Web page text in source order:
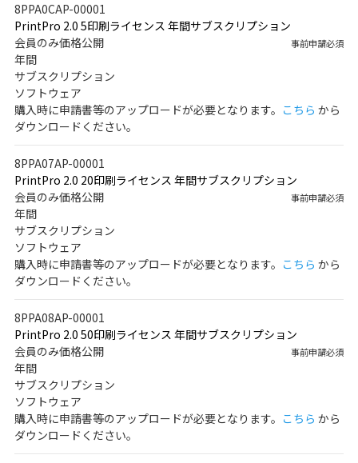
8PPA0CAP-00001
PrintPro 2.0 5印刷ライセンス 年間サブスクリプション
会員のみ価格公開
事前申請必須
年間
サブスクリプション
ソフトウェア
購入時に申請書等のアップロードが必要となります。 こちら から
ダウンロードください。
8PPA07AP-00001
PrintPro 2.0 20印刷ライセンス 年間サブスクリプション
会員のみ価格公開
事前申請必須
年間
サブスクリプション
ソフトウェア
購入時に申請書等のアップロードが必要となります。 こちら から
ダウンロードください。
8PPA08AP-00001
PrintPro 2.0 50印刷ライセンス 年間サブスクリプション
会員のみ価格公開
事前申請必須
年間
サブスクリプション
ソフトウェア
購入時に申請書等のアップロードが必要となります。 こちら から
ダウンロードください。